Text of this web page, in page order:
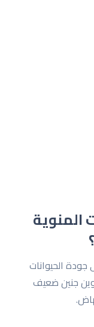
المنوية
جودة الحيوانات
جنين ضعيف